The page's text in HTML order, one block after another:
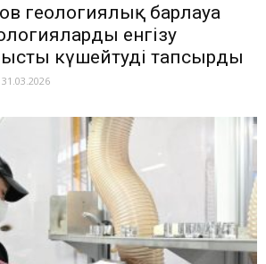
геологиялық барлауға
енгізу
күшейтуді тапсырды
31.03.2026